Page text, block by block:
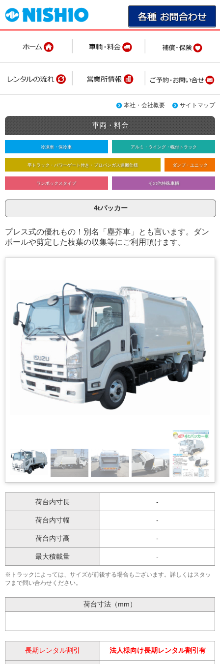
本社・会社概要 サイトマップ
車両・料金
冷凍車・保冷車 アルミ・ウイング・幌付トラック
平トラック・パワーゲート付き・プロパンガス運搬仕様 ダンプ・ユニック
ワンボックスタイプ その他特殊車輌
4tパッカー
プレス式の優れもの！別名「塵芥車」とも言います。ダン
ボールや剪定した枝葉の収集等にご利用頂けます。
荷台内寸長 -
荷台内寸幅 -
荷台内寸高 -
最大積載量 -
※トラックによっては、サイズが前後する場合もございます。詳しくはスタッ
フまで問い合わせください。
荷台寸法（mm）
長期レンタル割引 法人様向け長期レンタル割引有